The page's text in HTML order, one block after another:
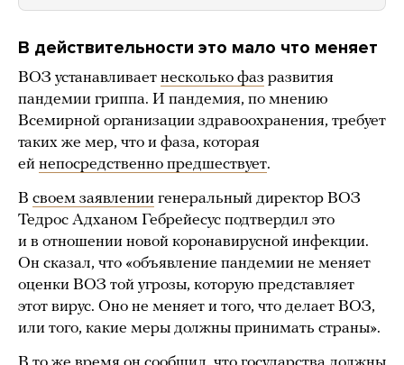
В действительности это мало что меняет
ВОЗ устанавливает несколько фаз развития
пандемии гриппа. И пандемия, по мнению
Всемирной организации здравоохранения, требует
таких же мер, что и фаза, которая
ей непосредственно предшествует.
В своем заявлении генеральный директор ВОЗ
Тедрос Адханом Гебрейесус подтвердил это
и в отношении новой коронавирусной инфекции.
Он сказал, что «объявление пандемии не меняет
оценки ВОЗ той угрозы, которую представляет
этот вирус. Оно не меняет и того, что делает ВОЗ,
или того, какие меры должны принимать страны».